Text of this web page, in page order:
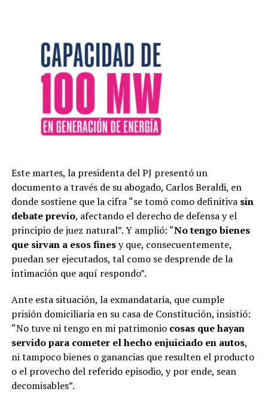
Este martes, la presidenta del PJ presentó un
documento a través de su abogado, Carlos Beraldi, en
donde sostiene que la cifra “se tomó como definitiva sin
debate previo, afectando el derecho de defensa y el
principio de juez natural”. Y amplió: “No tengo bienes
que sirvan a esos finesy que, consecuentemente,
puedan ser ejecutados, tal como se desprende de la
intimación que aquí respondo”.
Ante esta situación, la exmandataria, que cumple
prisión domiciliaria en su casa de Constitución, insistió:
“No tuve ni tengo en mi patrimoniocosas que hayan
servido para cometer el hecho enjuiciado en autos,
ni tampoco bienes o ganancias que resulten el producto
o el provecho del referido episodio, y por ende, sean
decomisables”.